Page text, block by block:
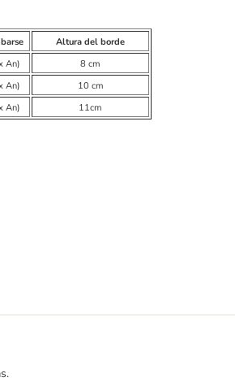
Altura del borde
An)
8 cm
An)
10 cm
An) 11cm